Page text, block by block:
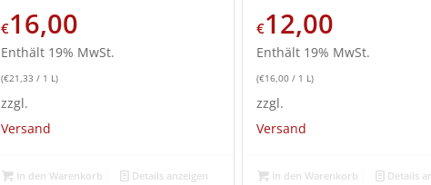
€16,00
Enthält 19% MwSt.
(€21,33 / 1 L)
zzgl.
Versand
In den Warenkorb Details anzeigen
€12,00
Enthält 19% MwSt.
(€16,00 / 1 L)
zzgl.
Versand
In den Warenkorb Details